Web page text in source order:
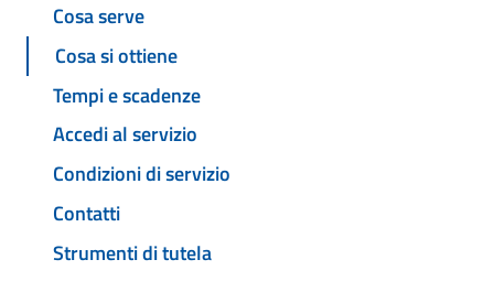
Cosa serve
Cosa si ottiene
Tempi e scadenze
Accedi al servizio
Condizioni di servizio
Contatti
Strumenti di tutela